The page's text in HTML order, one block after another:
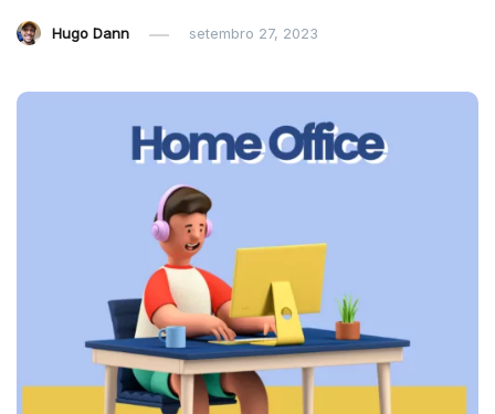
Hugo Dann setembro 27, 2023